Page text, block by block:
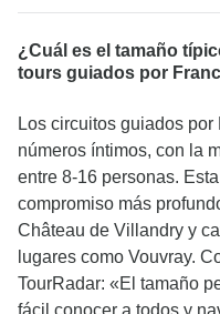
¿Cuál es el tamaño
tours guiados por
Los circuitos guiados
números íntimos, con la
entre 8-16 personas.
compromiso más
Château de Villandry y
lugares como Vouvray.
TourRadar: «El tamaño
fácil conocer a todos y